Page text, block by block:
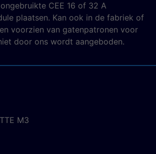
CEE 16 of 32 A
plaatsen. Kan ook in de fabriek of
voorzien van gatenpatronen voor
door ons wordt aangeboden.
M3